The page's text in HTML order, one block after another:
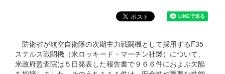
防衛省が航空自衛隊の次期主力戦闘機として採用するF35
ステルス戦闘機（米ロッキード・マーチン社製）について、
米政府監査院は５日発表した報告書で９６６件におよぶ欠陥